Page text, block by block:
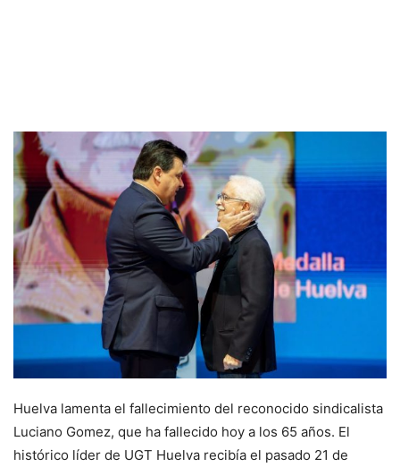
Huelva lamenta el fallecimiento del reconocido sindicalista
Luciano Gomez, que ha fallecido hoy a los 65 años. El
histórico líder de UGT Huelva recibía el pasado 21 de